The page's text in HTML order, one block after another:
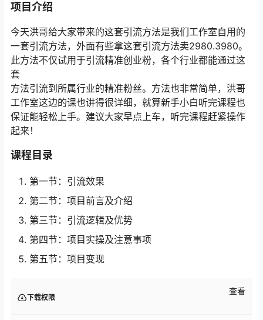
项目介绍
今天洪哥给大家带来的这套引流方法是我们工作室自用的
一套引流方法，外面有些拿这套引流方法卖2980.3980。
此方法不仅试用于引流精准创业粉，各个行业都能通过这
套
方法引流到所属行业的精准粉丝。方法也非常简单，洪哥
工作室这边的课也讲得很详细，就算新手小白听完课程也
保证能轻松上手。建议大家早点上车，听完课程赶紧操作
起来！
课程目录
第一节：引流效果
第二节：项目前言及介绍
第三节：引流逻辑及优势
第四节：项目实操及注意事项
第五节：项目变现
下载权限
查看